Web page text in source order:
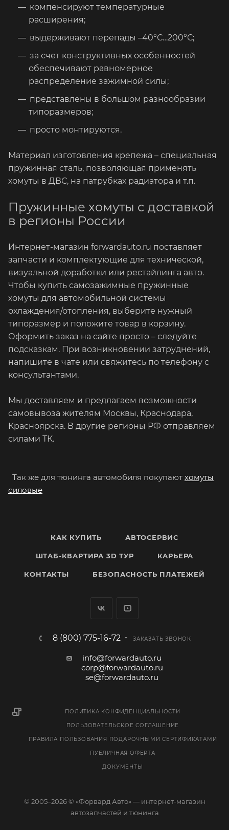
компенсируют температурные
расширения;
выдерживают перепады –40°С…200°С;
за счет конструктивных особенностей
обеспечивают равномерное
распределение зажимной силы;
представлены в большом разнообразии
типоразмеров;
просто монтируются.
Материал изготовления крепежа – специальная
пружинная сталь, позволяющая применять
хомуты в ДВС, на патрубках радиатора и т.п.
Пружинные хомуты с доставкой
в регионы России
Интернет-магазин forwardauto.ru поставляет
запчасти и комплектующие для технической,
визуальной доработки или рестайлинга авто.
Чтобы купить самозажимные пружинные
хомуты для автомобильной системы
охлаждения/отопления, выберите нужный
типоразмер и положите товар в корзину.
Оформить заказ на сайте просто – следуйте
подсказкам. При возникновении затруднений,
напишите в чате или свяжитесь по телефону с
консультантами.
Мы доставляем и предлагаем возможности
самовывоза жителям Москвы, Краснодара,
Красноярска. В другие регионы РФ отправляем
силами ТК.
Так же для тюнинга автомобиля покупают хомуты
силовые
КАК КУПИТЬ АВТОСЕРВИС
ШТАБ-КВАРТИРА 3D ТУР КАРЬЕРА
КОНТАКТЫ БЕЗОПАСНОСТЬ ПЛАТЕЖЕЙ
8 (800) 775-16-72 ЗАКАЗАТЬ ЗВОНОК
info@forwardauto.ru
corp@forwardauto.ru
se@forwardauto.ru
ПОЛИТИКА КОНФИДЕНЦИАЛЬНОСТИ
ПОЛЬЗОВАТЕЛЬСКОЕ СОГЛАШЕНИЕ
ПРАВИЛА ПОЛЬЗОВАНИЯ ПОДАРОЧНЫМИ СЕРТИФИКАТАМИ
ПУБЛИЧНАЯ ОФЕРТА
ДОКУМЕНТЫ
© 2005–2026 © «Форвард Авто» — интернет-магазин
автозапчастей и тюнинга